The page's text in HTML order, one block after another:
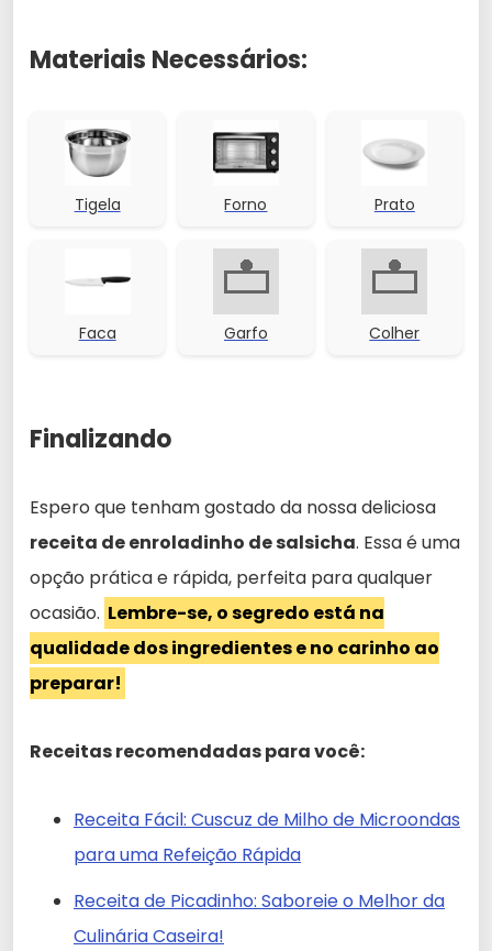
Materiais Necessários:
Tigela Forno Prato
Faca Garfo Colher
Finalizando
Espero que tenham gostado da nossa deliciosa
receita de enroladinho de salsicha. Essa é uma
opção prática e rápida, perfeita para qualquer
ocasião. Lembre-se, o segredo está na
qualidade dos ingredientes e no carinho ao
preparar!
Receitas recomendadas para você:
Receita Fácil: Cuscuz de Milho de Microondas
para uma Refeição Rápida
Receita de Picadinho: Saboreie o Melhor da
Culinária Caseira!